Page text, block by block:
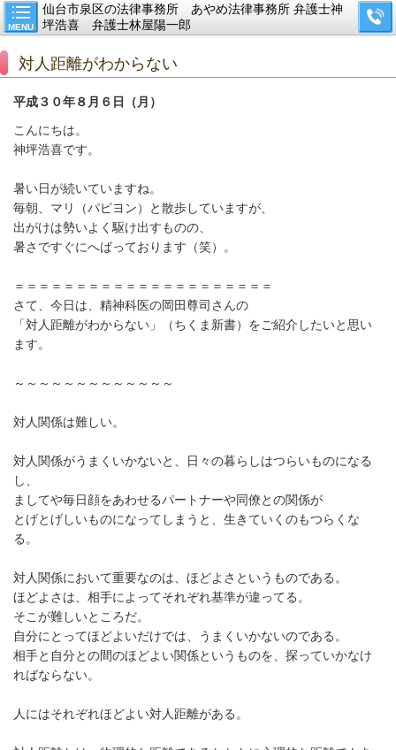
MENU
仙台市泉区の法律事務所 あやめ法律事務所 弁護士神
坪浩喜 弁護士林屋陽一郎
対人距離がわからない
平成３０年８月６日（月）
こんにちは。
神坪浩喜です。
暑い日が続いていますね。
毎朝、マリ（パピヨン）と散歩していますが、
出がけは勢いよく駆け出すものの、
暑さですぐにへばっております（笑）。
＝＝＝＝＝＝＝＝＝＝＝＝＝＝＝＝＝＝＝＝＝
さて、今日は、精神科医の岡田尊司さんの
「対人距離がわからない」（ちくま新書）をご紹介したいと思い
ます。
～～～～～～～～～～～～～
対人関係は難しい。
対人関係がうまくいかないと、日々の暮らしはつらいものになる
し、
ましてや毎日顔をあわせるパートナーや同僚との関係が
とげとげしいものになってしまうと、生きていくのもつらくな
る。
対人関係において重要なのは、ほどよさというものである。
ほどよさは、相手によってそれぞれ基準が違ってる。
そこが難しいところだ。
自分にとってほどよいだけでは、うまくいかないのである。
相手と自分との間のほどよい関係というものを、探っていかなけ
ればならない。
人にはそれぞれほどよい対人距離がある。